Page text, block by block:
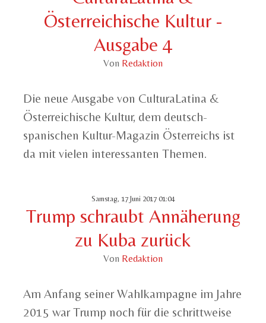
Österreichische Kultur -
Ausgabe 4
Von Redaktion
Die neue Ausgabe von CulturaLatina &
Österreichische Kultur, dem deutsch-
spanischen Kultur-Magazin Österreichs ist
da mit vielen interessanten Themen.
Samstag, 17 Juni 2017 01:04
Trump schraubt Annäherung
zu Kuba zurück
Von Redaktion
Am Anfang seiner Wahlkampagne im Jahre
2015 war Trump noch für die schrittweise